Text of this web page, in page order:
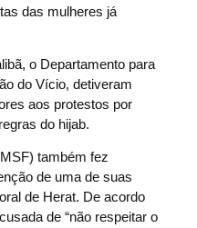
das mulheres já
o Departamento para
do Vício, detiveram
aos protestos por
do hijab.
também fez
de uma de suas
de Herat. De acordo
de “não respeitar o